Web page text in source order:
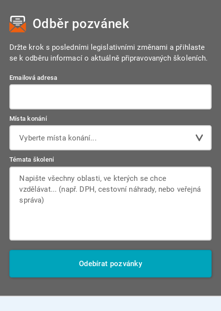
Odběr pozvánek
Držte krok s posledními legislativními změnami a přihlaste
se k odběru informací o aktuálně připravovaných školeních.
Emailová adresa
Místa konání
Vyberte místa konání...
Témata školení
Odebírat pozvánky